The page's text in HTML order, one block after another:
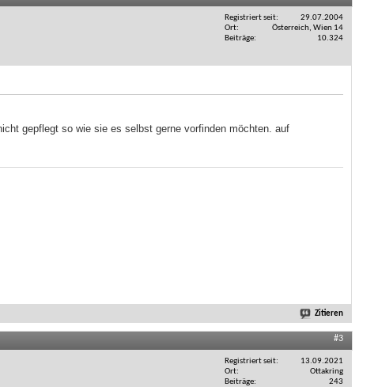
Registriert seit
29.07.2004
Ort
Österreich, Wien 14
Beiträge
10.324
gepflegt so wie sie es selbst gerne vorfinden möchten. auf
Zitieren
#3
Registriert seit
13.09.2021
Ort
Ottakring
Beiträge
243